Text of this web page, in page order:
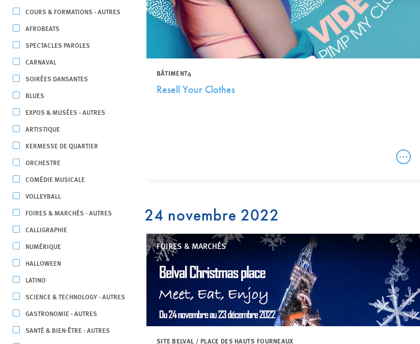
COURS & FORMATIONS - AUTRES
AFROBEATS
SPECTACLES PAROLES
CARNAVAL
SOIRÉES DANSANTES
BLUES
EXPOS & MUSÉES - AUTRES
ARTISTIQUE
KERMESSE DE QUARTIER
ORCHESTRE
COMÉDIE MUSICALE
VOLLEYBALL
FOIRES & MARCHÉS - AUTRES
CALLIGRAPHIE
NUMÉRIQUE
HALLOWEEN
LATINO
SCIENCE & TECHNOLOGY - AUTRES
GASTRONOMIE - AUTRES
SANTÉ & BIEN-ÊTRE - AUTRES
BÂTIMENT4
Resell Your Clothes
24 novembre 2022
FOIRES & MARCHÉS
SITE BELVAL / PLACE DES HAUTS FOURNEAUX